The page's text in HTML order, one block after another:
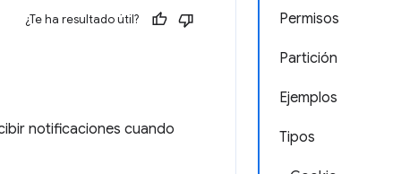
Permisos
Partición
Ejemplos
Tipos
¿Te ha resultado útil?
notificaciones cuando